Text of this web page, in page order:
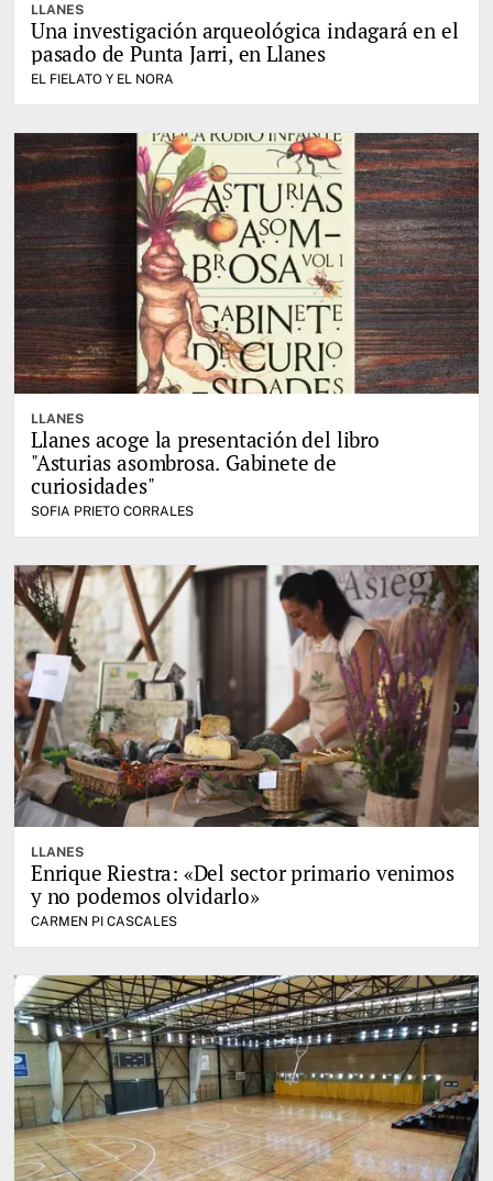
LLANES
Una investigación arqueológica indagará en el
pasado de Punta Jarri, en Llanes
EL FIELATO Y EL NORA
LLANES
Llanes acoge la presentación del libro
"Asturias asombrosa. Gabinete de
curiosidades"
SOFIA PRIETO CORRALES
LLANES
Enrique Riestra: «Del sector primario venimos
y no podemos olvidarlo»
CARMEN PI CASCALES